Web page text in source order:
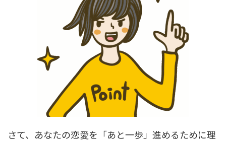
さて、あなたの恋愛を「あと一歩」進めるために理